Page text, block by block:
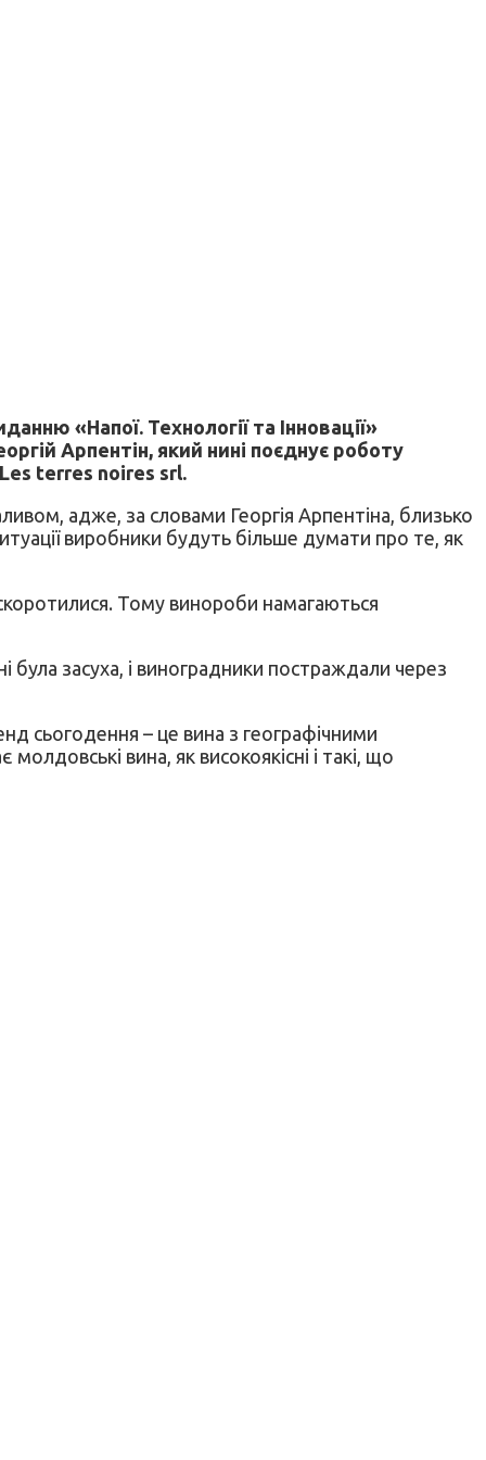
«Напої. Технології та Інновації»
Арпентін, який нині поєднує роботу
terres noires srl.
адже, за словами Георгія Арпентіна, близько
виробники будуть більше думати про те, як
Тому винороби намагаються
засуха, і виноградники постраждали через
сьогодення – це вина з географічними
вина, як високоякісні і такі, що